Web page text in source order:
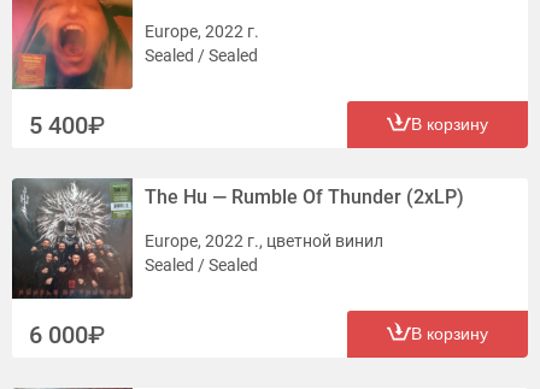
Europe, 2022 г.
Sealed / Sealed
5 400 В корзину
The Hu — Rumble Of Thunder (2xLP)
Europe, 2022 г., цветной винил
Sealed / Sealed
6 000 В корзину